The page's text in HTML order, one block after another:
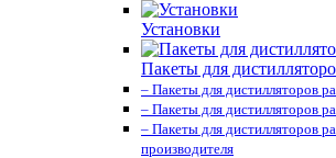
Установки
Пакеты для
– Пакеты для дистилляторов
– Пакеты для дистилляторов
– Пакеты для дистилляторов
производителя